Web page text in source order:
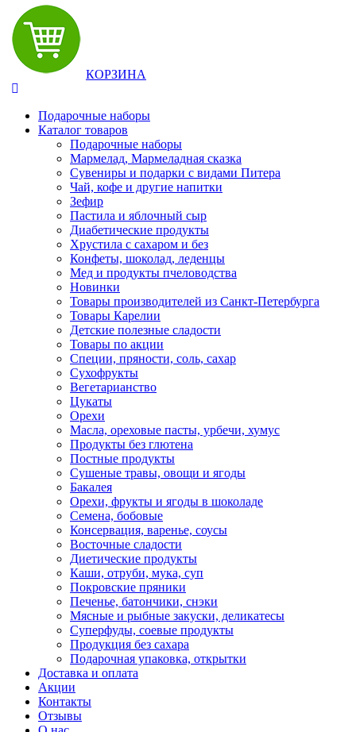
КОРЗИНА
Подарочные наборы
Каталог товаров
Подарочные наборы
Мармелад, Мармеладная сказка
Сувениры и подарки с видами Питера
Чай, кофе и другие напитки
Зефир
Пастила и яблочный сыр
Диабетические продукты
Хрустила с сахаром и без
Конфеты, шоколад, леденцы
Мед и продукты пчеловодства
Новинки
Товары производителей из Санкт-Петербурга
Товары Карелии
Детские полезные сладости
Товары по акции
Специи, пряности, соль, сахар
Сухофрукты
Вегетарианство
Цукаты
Орехи
Масла, ореховые пасты, урбечи, хумус
Продукты без глютена
Постные продукты
Сушеные травы, овощи и ягоды
Бакалея
Орехи, фрукты и ягоды в шоколаде
Семена, бобовые
Консервация, варенье, соусы
Восточные сладости
Диетические продукты
Каши, отруби, мука, суп
Покровские пряники
Печенье, батончики, снэки
Мясные и рыбные закуски, деликатесы
Суперфуды, соевые продукты
Продукция без сахара
Подарочная упаковка, открытки
Доставка и оплата
Акции
Контакты
Отзывы